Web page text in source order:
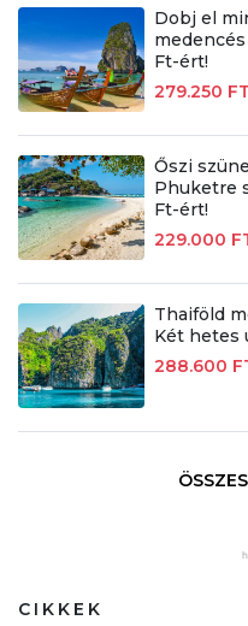
Dobj el
Ft-ért!
279.250 FT
Őszi
Phuketre
Ft-ért!
229.000
Thaiföld
Két hetes
288.600
CIKKEK